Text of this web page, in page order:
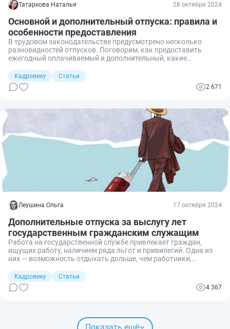
Татаркова Наталья 28 октября 2024
Основной и дополнительный отпуска: правила и
особенности предоставления
В трудовом законодательстве предусмотрено несколько
разновидностей отпусков. Поговорим, как предоставить
ежегодный оплачиваемый и дополнительный, какие
Кадровику
Статьи
2 671
Леушина Ольга 17 октября 2024
Дополнительные отпуска за выслугу лет
государственным гражданским служащим
Работа на государственной службе привлекает граждан,
ищущих работу, наличием ряда льгот и привилегий. Одна из
них — возможность отдыхать дольше, чем работники,
особенностях предоставления дополнительного
оплачиваемого отпуска госслужащим за стаж
государственной службы и разберем сложные ситуации,
Кадровику
Статьи
4 367